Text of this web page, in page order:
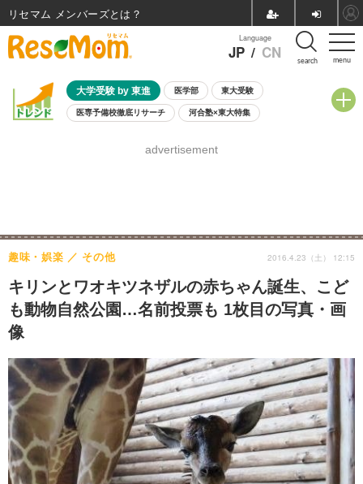
menu
Language
JP / CN search
大学受験 by 東進 医学部 東大受験
医専予備校徹底リサーチ 河合塾×東大特集
8月開催学校説明会・相談会
advertisement
キリンとワオキツネザルの赤ちゃん誕生、こど
も動物自然公園…名前投票も 1枚目の写真・画
像
趣味・娯楽 その他 2016.4.23（土） 12:15
リセマム メンバーズ